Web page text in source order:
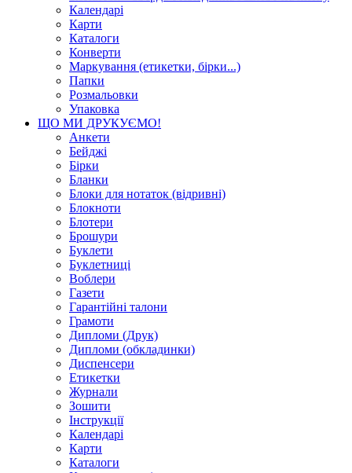
Календарі
Карти
Каталоги
Конверти
Маркування (етикетки, бірки...)
Папки
Розмальовки
Упаковка
ЩО МИ ДРУКУЄМО!
Анкети
Бейджі
Бірки
Бланки
Блоки для нотаток (відривні)
Блокноти
Блотери
Брошури
Буклети
Буклетниці
Воблери
Газети
Гарантійні талони
Грамоти
Дипломи (Друк)
Дипломи (обкладинки)
Диспенсери
Етикетки
Журнали
Зошити
Інструкції
Календарі
Карти
Каталоги